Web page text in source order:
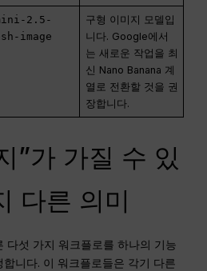
2.5-
image
구형 이미지 모델입
니다. Google에서
는 새로운 작업을 최
신 Nano Banana 계
열로 전환할 것을 권
장합니다.
”가 가질 수 있
다른 의미
다섯 가지 워크플로를 하나의 기능
니다. 이 워크플로들은 각기 다른